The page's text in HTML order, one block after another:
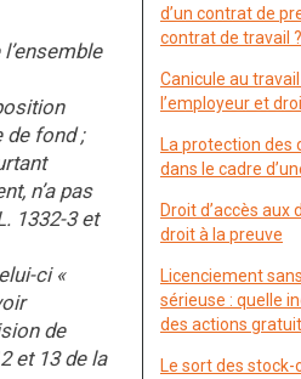
de fond ;
n’a pas
1332-3 et
ci «
de
et 13 de la
d’un contrat de
contrat de travail ?
Canicule au
l’employeur et
La protection des
dans le cadre
Droit d’accès
droit à la preuve
Licenciement
sérieuse : quelle
des actions
Le sort des